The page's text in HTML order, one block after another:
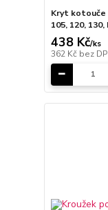
Kryt kotouče
105, 120,
438 Kč/ks
362 Kč bez